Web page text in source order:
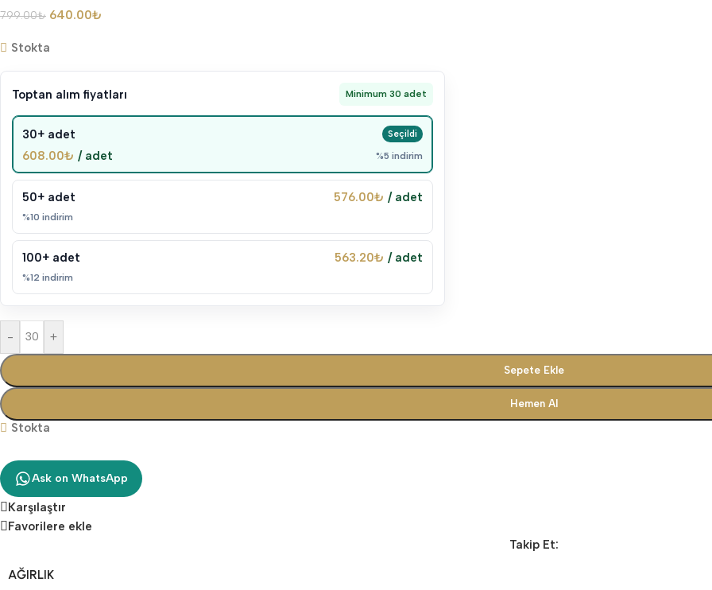
799.00₺ 640.00₺
Stokta
Toptan alım fiyatları Minimum 30 adet
30+ adet
608.00₺ / adet %5 indirim
50+ adet 576.00₺ / adet
%10 indirim
100+ adet 563.20₺ / adet
%12 indirim
- +
Sepete Ekle
Hemen Al
Stokta
Ask on WhatsApp
Karşılaştır
Favorilere ekle
Takip Et:
AĞIRLIK